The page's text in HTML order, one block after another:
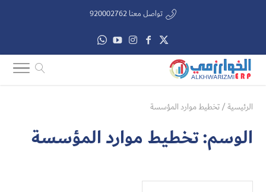
تواصل معنا 920002762
الرئيسية/تخطيط موارد المؤسسة
الوسم:تخطيط موارد المؤسسة